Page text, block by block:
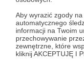
Aby wyrazić zgody
automatycznego
informacji na Twoim
przechowywanie
zewnętrzne, które
kliknij AKCEPTUJĘ I
Zapamiętaj mnie